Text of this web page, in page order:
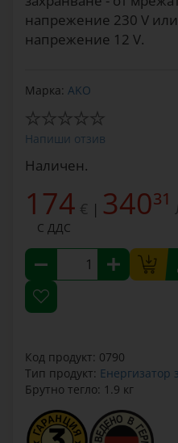
напрежение 230 V
напрежение 12 V.
Марка: AKO
Напиши отзив
Наличен.
174 € | 34031
С ДДС
Код продукт: 0790
Тип продукт: Енергизатор
Брутно тегло: 1.9 кг